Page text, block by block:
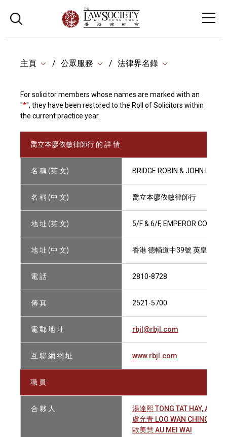
主頁 公眾服務 法律界名錄
For solicitor members whose names are marked with an
"*", they have been restored to the Roll of Solicitors within
the current practice year.
喬立本廖依敏律師行 的 詳 情
名 稱 (英 文) BRIDGE ROBIN & JOHN LIU
名 稱 (中 文) 喬立本廖依敏律師行
地 址 (英 文) 5/F & 6/F, EMPEROR
地 址 (中 文) 香港 德輔道中39號 英皇商業
電 話 2810-8728
傳 真 2521-5700
電 郵 地 址 rbjl@rbjl.com
互 聯 網 網 址 www.rbjl.com
職 員
合 夥 人
湯達熙 TONG TAT HAY,
盧允青 LOO WAN CHING
歐美慧 AU MEI WAI